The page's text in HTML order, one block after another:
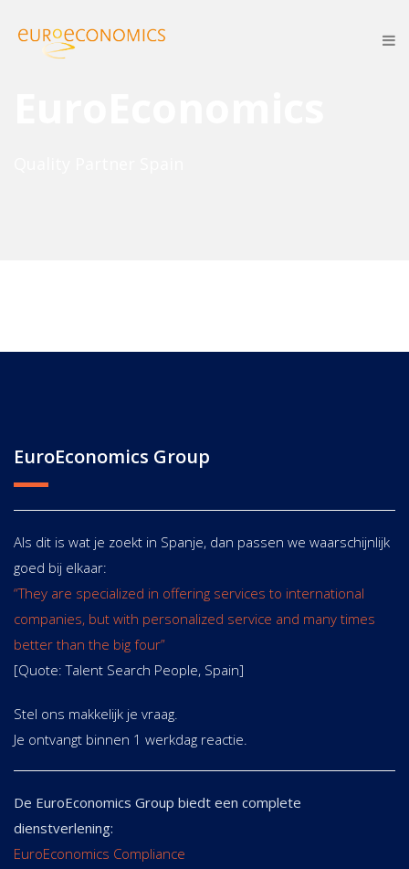
EuroEconomics Group
Als dit is wat je zoekt in Spanje, dan passen we waarschijnlijk
goed bij elkaar:
“They are specialized in offering services to international
companies, but with personalized service and many times
better than the big four”
[Quote: Talent Search People, Spain]
Stel ons makkelijk je vraag.
Je ontvangt binnen 1 werkdag reactie.
De EuroEconomics Group biedt een complete
dienstverlening:
EuroEconomics Compliance